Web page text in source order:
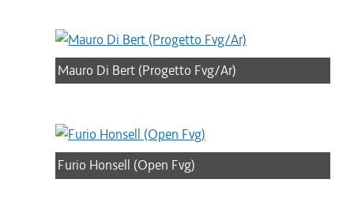
Mauro Di Bert (Progetto Fvg/Ar)
Furio Honsell (Open Fvg)